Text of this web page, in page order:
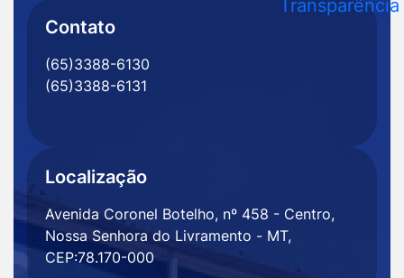
MT
Social
Facebook
Rede
Contato
(65)3388-6130
(65)3388-6131
Localização
Avenida Coronel Botelho, nº 458 - Centro,
Nossa Senhora do Livramento - MT,
CEP:78.170-000